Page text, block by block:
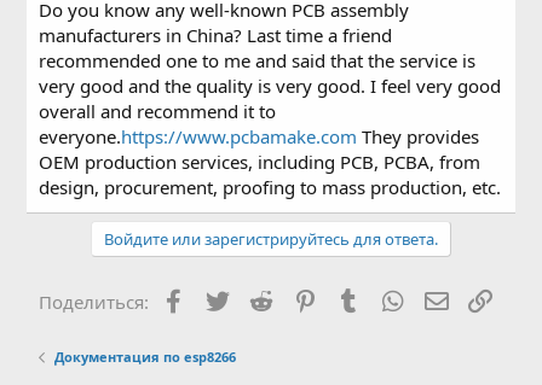
ы
л
а
Do you know any well-known PCB assembly
manufacturers in China? Last time a friend
recommended one to me and said that the service is
very good and the quality is very good. I feel very good
overall and recommend it to
everyone.https://www.pcbamake.com They provides
OEM production services, including PCB, PCBA, from
design, procurement, proofing to mass production, etc.
Войдите или зарегистрируйтесь для ответа.
Поделиться: Facebook
TwitterReddit PinterestTumblrWhatsApp
Документация по esp8266